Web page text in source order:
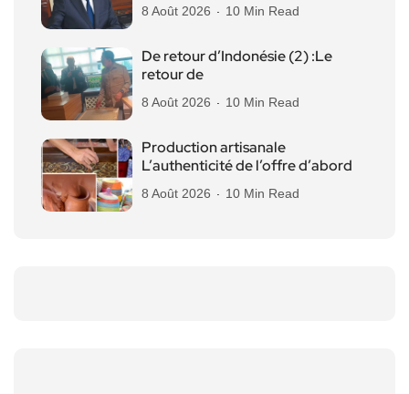
8 Août 2026 10 Min Read
De retour d’Indonésie (2) :Le
retour de
8 Août 2026 10 Min Read
Production artisanale
L’authenticité de l’offre d’abord
8 Août 2026 10 Min Read